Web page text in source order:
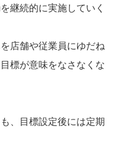
継続的に実施していく
店舗や従業員にゆだね
標が意味をなさなくな
、目標設定後には定期